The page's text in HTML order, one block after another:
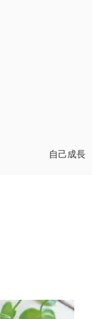
自己成長